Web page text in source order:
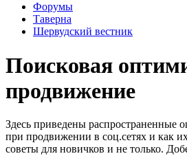
Форумы
Таверна
Шервудский вестник
Поисковая
продвижение
Здесь приведены распространенные
при продвижении в соц.сетях и как
советы для новичков и не только.